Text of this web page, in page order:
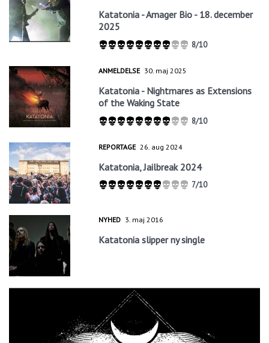
Katatonia - Amager Bio - 18. december
2025
8/10
ANMELDELSE 30. maj 2025
Katatonia - Nightmares as Extensions
of the Waking State
8/10
REPORTAGE 26. aug 2024
Katatonia, Jailbreak 2024
7/10
NYHED 3. maj 2016
Katatonia slipper ny single